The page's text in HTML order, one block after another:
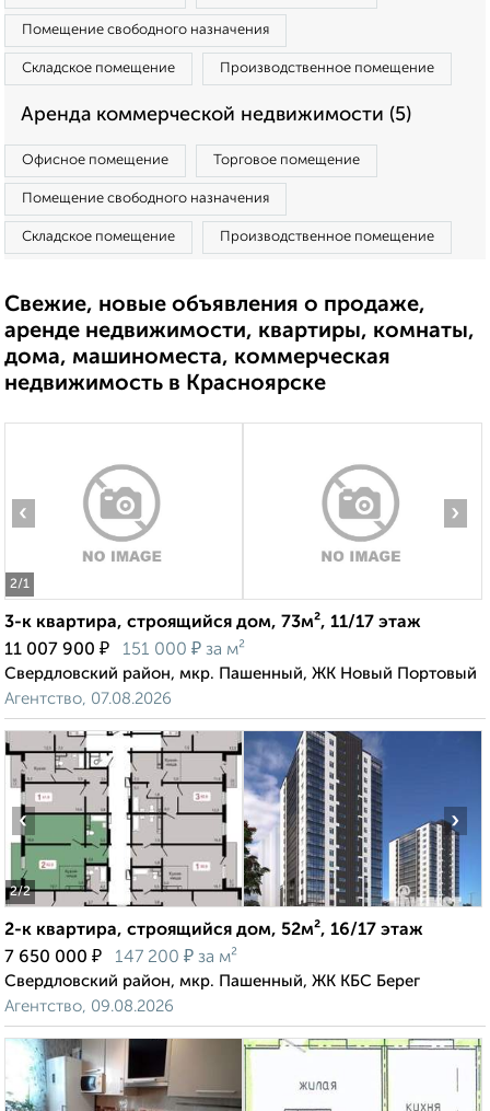
Помещение свободного назначения
Складское помещение Производственное помещение
Аренда коммерческой недвижимости (5)
Офисное помещение Торговое помещение
Помещение свободного назначения
Складское помещение Производственное помещение
Свежие, новые объявления о продаже,
аренде недвижимости, квартиры, комнаты,
дома, машиноместа, коммерческая
недвижимость в Красноярске
2/1
‹ ›
3-к квартира, строящийся дом, 73м², 11/17 этаж
11 007 900 ₽ 151 000 ₽ за м²
Свердловский район, мкр. Пашенный, ЖК Новый Портовый
Агентство, 07.08.2026
2/2
‹ ›
2-к квартира, строящийся дом, 52м², 16/17 этаж
7 650 000 ₽ 147 200 ₽ за м²
Свердловский район, мкр. Пашенный, ЖК КБС Берег
Агентство, 09.08.2026